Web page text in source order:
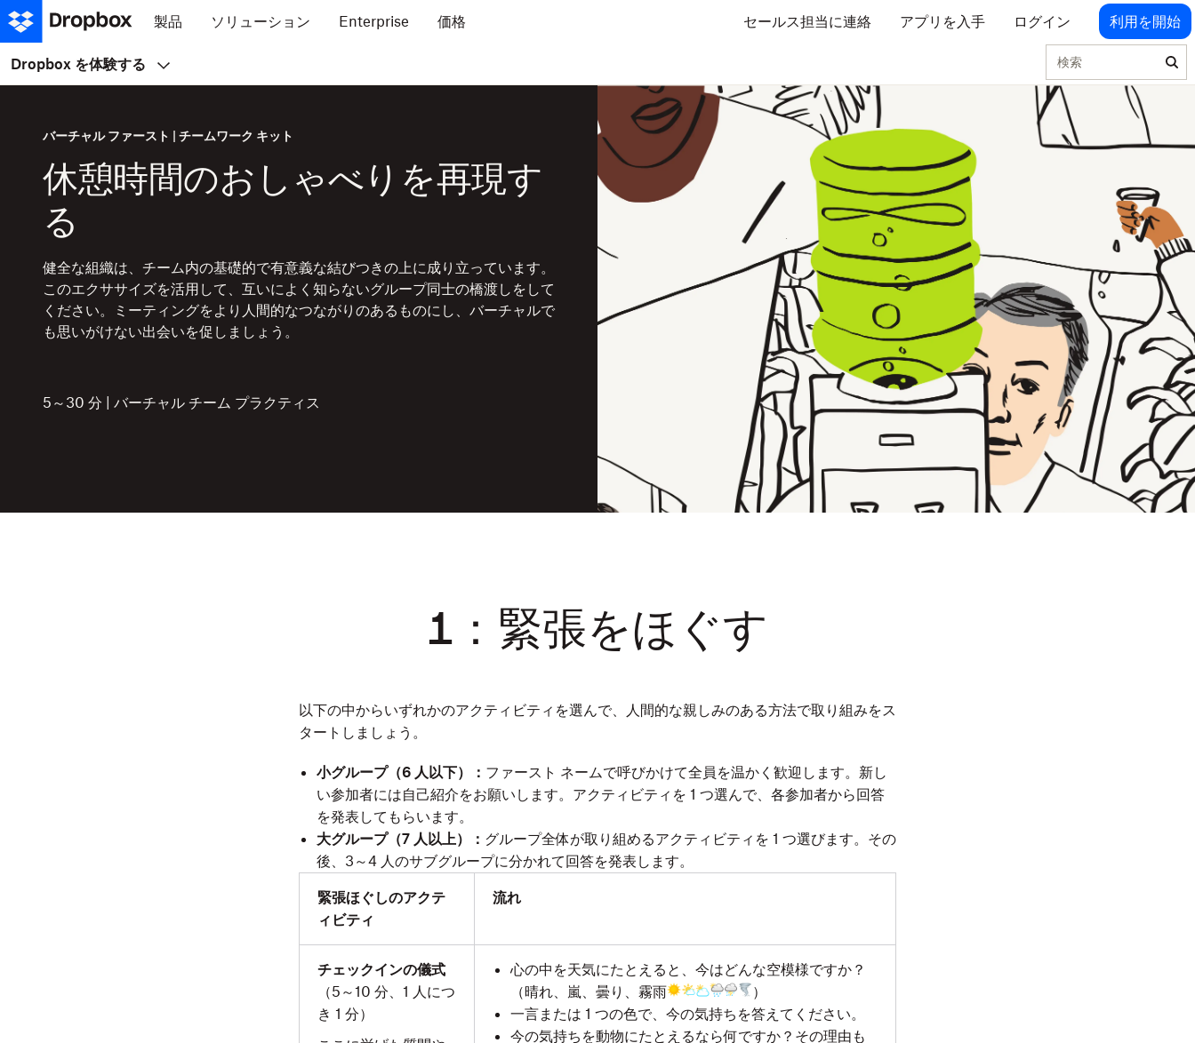
製品 ソリューション Enterprise 価格 セールス担当に連絡 アプリを入手 ログイン 利用を開始
Dropbox を体験する 検索
バーチャル ファースト | チームワーク キット
休憩時間のおしゃべりを再現す
る
健全な組織は、チーム内の基礎的で有意義な結びつきの上に成り立っています。
このエクササイズを活用して、互いによく知らないグループ同士の橋渡しをして
ください。ミーティングをより人間的なつながりのあるものにし、バーチャルで
も思いがけない出会いを促しましょう。
5～30 分 | バーチャル チーム プラクティス
1：緊張をほぐす
以下の中からいずれかのアクティビティを選んで、人間的な親しみのある方法で取り組みをス
タートしましょう。
小グループ（6 人以下）： ファースト ネームで呼びかけて全員を温かく歓迎します。新し
い参加者には自己紹介をお願いします。アクティビティを 1 つ選んで、各参加者から回答
を発表してもらいます。
大グループ（7 人以上）： グループ全体が取り組めるアクティビティを 1 つ選びます。その
後、3～4 人のサブグループに分かれて回答を発表します。
緊張ほぐしのアクテ
ィビティ
流れ
チェックインの儀式
（5～10 分、1 人につ
き 1 分）
心の中を天気にたとえると、今はどんな空模様ですか？
（晴れ、嵐、曇り、霧雨
）
一言または 1 つの色で、今の気持ちを答えてください。
今の気持ちを動物にたとえるなら何ですか？その理由も